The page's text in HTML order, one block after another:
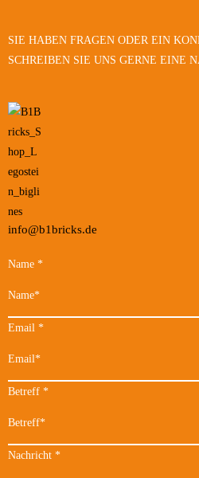
SIE HABEN FRAGEN ODER EIN
SCHREIBEN SIE UNS GERNE EINE
info@b1bricks.de
Name *
Email *
Betreff *
Nachricht *